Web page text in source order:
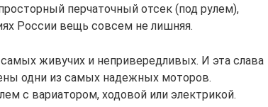
перчаточный отсек (под рулем),
России вещь совсем не лишняя.
живучих и непривередливых. И эта слава
одни из самых надежных моторов.
с вариатором, ходовой или электрикой.